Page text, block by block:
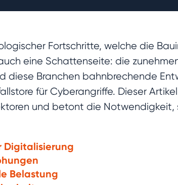
Fortschritte, welche die
eine Schattenseite: die
diese Branchen bahnbrechende
für Cyberangriffe. Dieser
und betont die
Digitalisierung
Belastung